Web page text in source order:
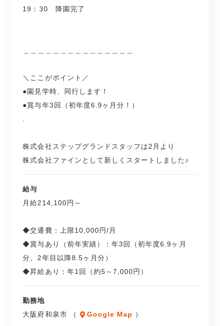
19：30 降園完了
＼ここがポイント／
●園見学時、同行します！
●賞与年3回（初年度6.9ヶ月分！）
.
株式会社ステップグランドスタッフは2月より
株式会社ファインとして新しくスタートしました♪
給与
月給214,100円～
◆交通費：上限10,000円/月
◆賞与あり（前年実績）：年3回（初年度6.9ヶ月
分、2年目以降8.5ヶ月分）
◆昇給あり：年1回（約5～7,000円）
勤務地
大阪府和泉市 （
Google Map ）